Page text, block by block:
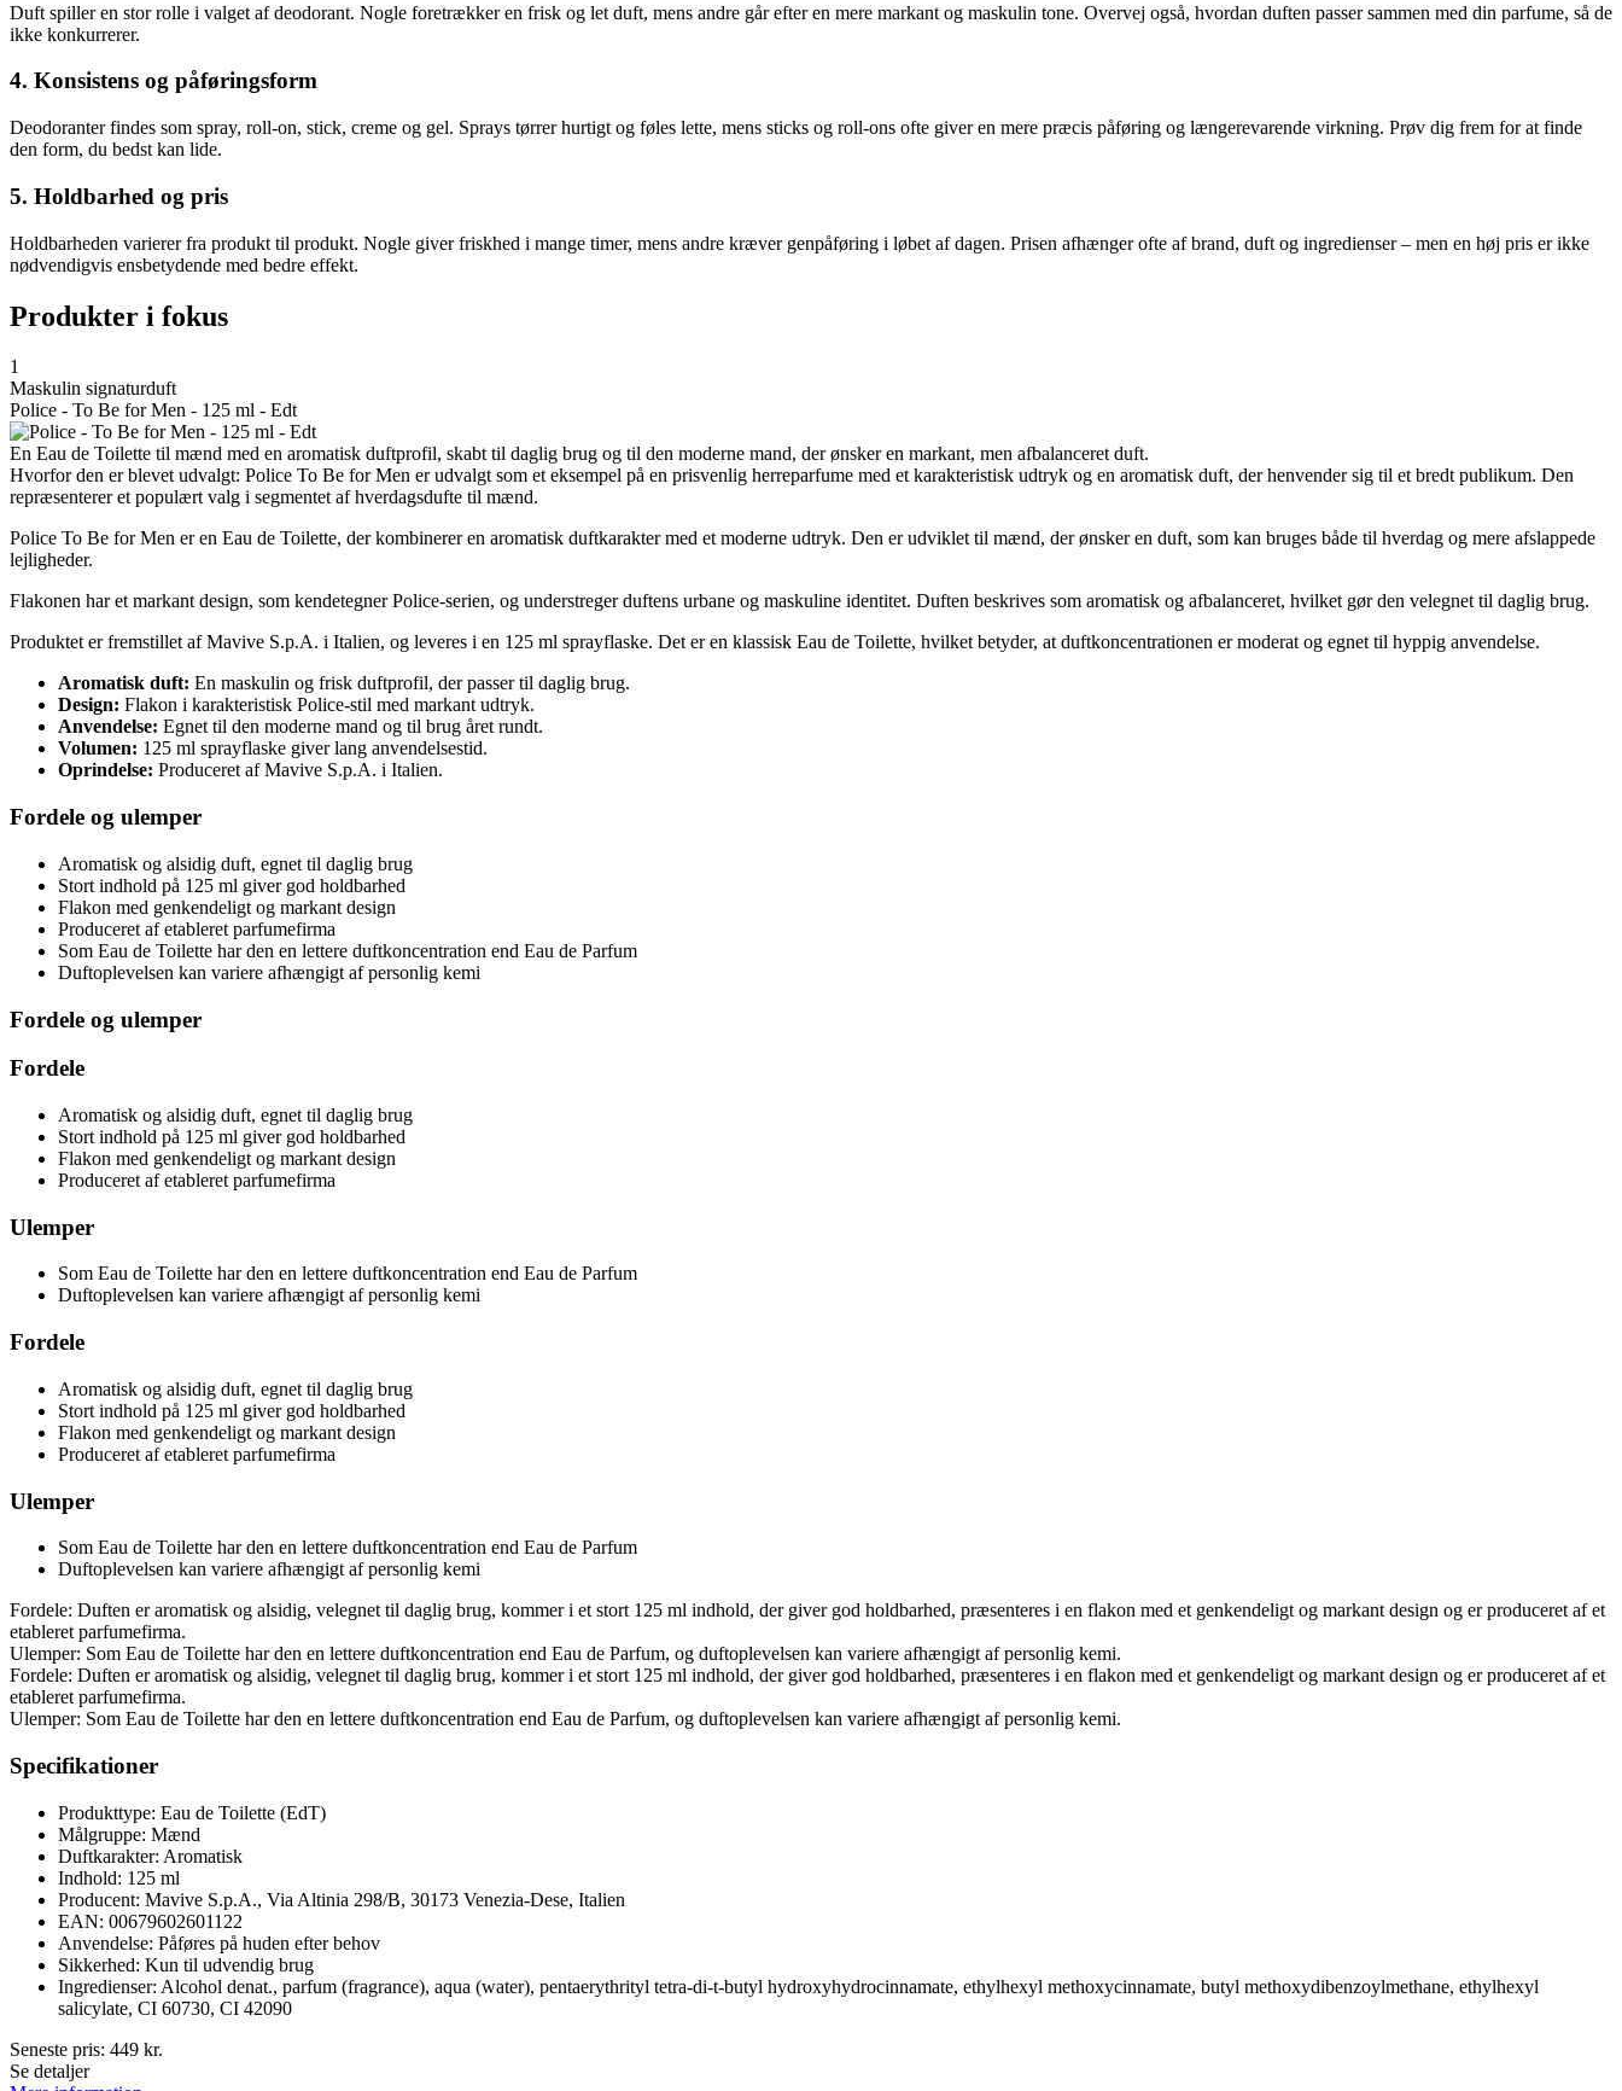
Duft spiller en stor rolle i valget af deodorant. Nogle foretrækker en frisk og let duft, mens andre går efter en mere markant og maskulin tone. Overvej også, hvordan duften passer sammen med din parfume, så de
ikke konkurrerer.
4. Konsistens og påføringsform
Deodoranter findes som spray, roll-on, stick, creme og gel. Sprays tørrer hurtigt og føles lette, mens sticks og roll-ons ofte giver en mere præcis påføring og længerevarende virkning. Prøv dig frem for at finde
den form, du bedst kan lide.
5. Holdbarhed og pris
Holdbarheden varierer fra produkt til produkt. Nogle giver friskhed i mange timer, mens andre kræver genpåføring i løbet af dagen. Prisen afhænger ofte af brand, duft og ingredienser – men en høj pris er ikke
nødvendigvis ensbetydende med bedre effekt.
Produkter i fokus
1
Maskulin signaturduft
Police - To Be for Men - 125 ml - Edt
En Eau de Toilette til mænd med en aromatisk duftprofil, skabt til daglig brug og til den moderne mand, der ønsker en markant, men afbalanceret duft.
Hvorfor den er blevet udvalgt: Police To Be for Men er udvalgt som et eksempel på en prisvenlig herreparfume med et karakteristisk udtryk og en aromatisk duft, der henvender sig til et bredt publikum. Den
repræsenterer et populært valg i segmentet af hverdagsdufte til mænd.
Police To Be for Men er en Eau de Toilette, der kombinerer en aromatisk duftkarakter med et moderne udtryk. Den er udviklet til mænd, der ønsker en duft, som kan bruges både til hverdag og mere afslappede
lejligheder.
Flakonen har et markant design, som kendetegner Police-serien, og understreger duftens urbane og maskuline identitet. Duften beskrives som aromatisk og afbalanceret, hvilket gør den velegnet til daglig brug.
Produktet er fremstillet af Mavive S.p.A. i Italien, og leveres i en 125 ml sprayflaske. Det er en klassisk Eau de Toilette, hvilket betyder, at duftkoncentrationen er moderat og egnet til hyppig anvendelse.
Aromatisk duft: En maskulin og frisk duftprofil, der passer til daglig brug.
Design: Flakon i karakteristisk Police-stil med markant udtryk.
Anvendelse: Egnet til den moderne mand og til brug året rundt.
Volumen: 125 ml sprayflaske giver lang anvendelsestid.
Oprindelse: Produceret af Mavive S.p.A. i Italien.
Fordele og ulemper
Aromatisk og alsidig duft, egnet til daglig brug
Stort indhold på 125 ml giver god holdbarhed
Flakon med genkendeligt og markant design
Produceret af etableret parfumefirma
Som Eau de Toilette har den en lettere duftkoncentration end Eau de Parfum
Duftoplevelsen kan variere afhængigt af personlig kemi
Fordele og ulemper
Fordele
Aromatisk og alsidig duft, egnet til daglig brug
Stort indhold på 125 ml giver god holdbarhed
Flakon med genkendeligt og markant design
Produceret af etableret parfumefirma
Ulemper
Som Eau de Toilette har den en lettere duftkoncentration end Eau de Parfum
Duftoplevelsen kan variere afhængigt af personlig kemi
Fordele
Aromatisk og alsidig duft, egnet til daglig brug
Stort indhold på 125 ml giver god holdbarhed
Flakon med genkendeligt og markant design
Produceret af etableret parfumefirma
Ulemper
Som Eau de Toilette har den en lettere duftkoncentration end Eau de Parfum
Duftoplevelsen kan variere afhængigt af personlig kemi
Fordele: Duften er aromatisk og alsidig, velegnet til daglig brug, kommer i et stort 125 ml indhold, der giver god holdbarhed, præsenteres i en flakon med et genkendeligt og markant design og er produceret af et
etableret parfumefirma.
Ulemper: Som Eau de Toilette har den en lettere duftkoncentration end Eau de Parfum, og duftoplevelsen kan variere afhængigt af personlig kemi.
Fordele: Duften er aromatisk og alsidig, velegnet til daglig brug, kommer i et stort 125 ml indhold, der giver god holdbarhed, præsenteres i en flakon med et genkendeligt og markant design og er produceret af et
etableret parfumefirma.
Ulemper: Som Eau de Toilette har den en lettere duftkoncentration end Eau de Parfum, og duftoplevelsen kan variere afhængigt af personlig kemi.
Specifikationer
Produkttype: Eau de Toilette (EdT)
Målgruppe: Mænd
Duftkarakter: Aromatisk
Indhold: 125 ml
Producent: Mavive S.p.A., Via Altinia 298/B, 30173 Venezia-Dese, Italien
EAN: 00679602601122
Anvendelse: Påføres på huden efter behov
Sikkerhed: Kun til udvendig brug
Ingredienser: Alcohol denat., parfum (fragrance), aqua (water), pentaerythrityl tetra-di-t-butyl hydroxyhydrocinnamate, ethylhexyl methoxycinnamate, butyl methoxydibenzoylmethane, ethylhexyl
salicylate, CI 60730, CI 42090
Seneste pris: 449 kr.
Se detaljer